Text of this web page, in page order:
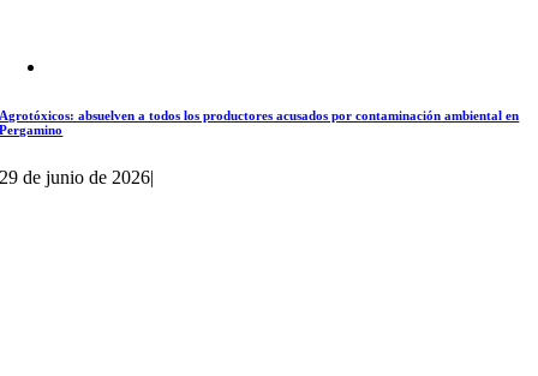
Agrotóxicos: absuelven a todos los productores acusados por contaminación ambiental en
Pergamino
29 de junio de 2026|